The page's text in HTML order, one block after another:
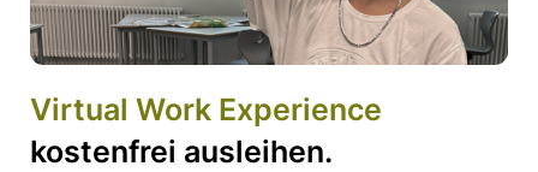
Virtual Work Experience
kostenfrei ausleihen.